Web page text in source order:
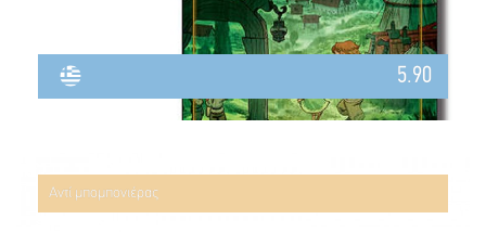
5.90
Αντί μπομπονιέρας